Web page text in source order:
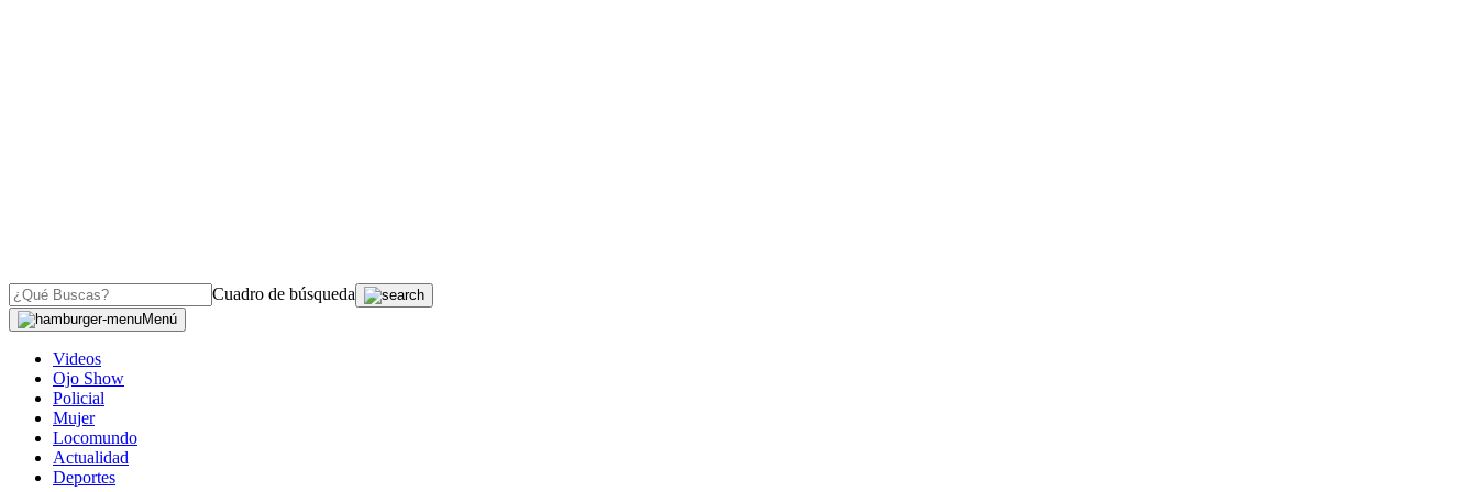
Cuadro de búsqueda
Menú
Videos
Ojo Show
Policial
Mujer
Locomundo
Actualidad
Deportes